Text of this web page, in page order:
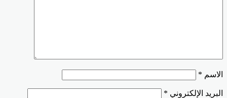
الاسم *
البريد الإلكتروني *